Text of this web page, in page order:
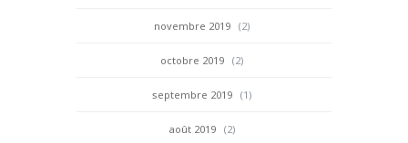
novembre 2019 (2)
octobre 2019 (2)
septembre 2019 (1)
août 2019 (2)